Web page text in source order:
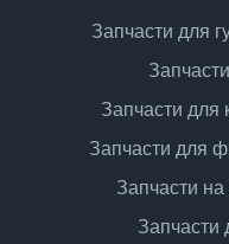
Запчасти для
Запчасти для
Запчасти для
Запчасти на
Запчасти